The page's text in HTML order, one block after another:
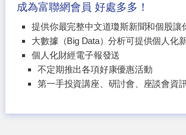
成為富聯網會員 好處多多！
提供你最完整中文道瓊斯新聞和個股讓
大數據（Big Data）分析可提供個人化
個人化財經電子報發送
不定期推出各項好康優惠活動
第一手投資講座、研討會、座談會資